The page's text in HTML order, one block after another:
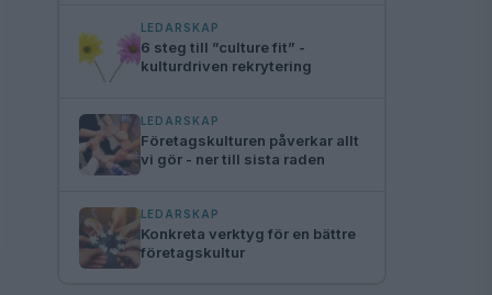
LEDARSKAP
6 steg till ”culture fit” -
kulturdriven rekrytering
LEDARSKAP
Företagskulturen påverkar allt
vi gör - ner till sista raden
LEDARSKAP
Konkreta verktyg för en bättre
företagskultur